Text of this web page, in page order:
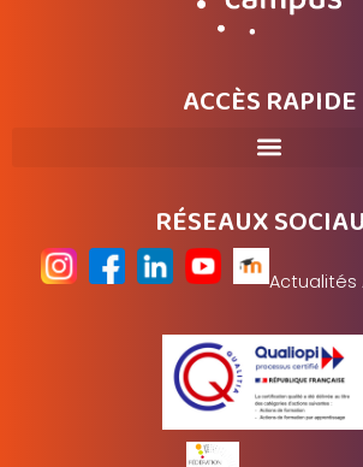
ACCÈS RAPIDE
RÉSEAUX
Actualités